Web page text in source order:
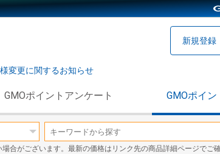
新規登録
変更に関するお知らせ
GMOポイントアンケート GMOポイ
合がございます。最新の価格はリンク先の商品詳細ページでご